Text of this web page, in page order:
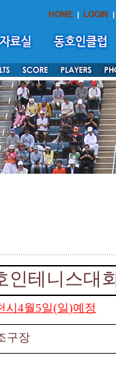
HOME | LOGIN |
인테니스대회
시4월5일(일)예정
구장